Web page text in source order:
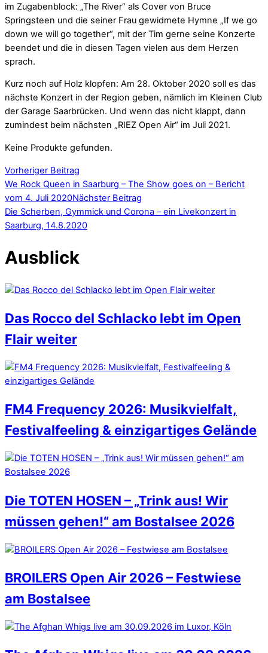
im Zugabenblock: „The River“ als Cover von Bruce
Springsteen und die seiner Frau gewidmete Hymne „If we go
down we will go together“, mit der Tim gerne seine Konzerte
beendet und die in diesen Tagen vielen aus dem Herzen
sprach.
Kurz noch auf Holz klopfen: Am 28. Oktober 2020 soll es das
nächste Konzert in der Region geben, nämlich im Kleinen Club
der Garage Saarbrücken. Und wenn das nicht klappt, dann
zumindest beim nächsten „RIEZ Open Air“ im Juli 2021.
Keine Produkte gefunden.
Vorheriger Beitrag
We Rock Queen in Saarburg – The Show goes on – Bericht
vom 4. Juli 2020Nächster Beitrag
Die Scherben, Gymmick und Corona – ein Livekonzert in
Saarburg, 14.8.2020
Ausblick
Das Rocco del Schlacko lebt im Open
Flair weiter
FM4 Frequency 2026: Musikvielfalt,
Festivalfeeling & einzigartiges Gelände
Die TOTEN HOSEN – „Trink aus! Wir
müssen gehen!“ am Bostalsee 2026
BROILERS Open Air 2026 – Festwiese
am Bostalsee